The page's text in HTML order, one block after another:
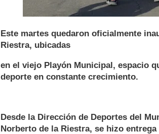
Este martes quedaron oficialmente
Riestra, ubicadas
en el viejo Playón Municipal, espacio
deporte en constante crecimiento.
Desde la Dirección de Deportes del
Norberto de la Riestra, se hizo